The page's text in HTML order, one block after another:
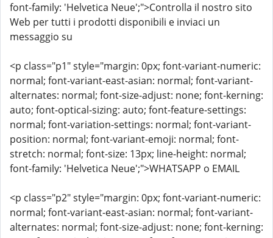
font-family: 'Helvetica Neue';">Controlla il nostro sito
Web per tutti i prodotti disponibili e inviaci un
messaggio su
<p class="p1" style="margin: 0px; font-variant-numeric:
normal; font-variant-east-asian: normal; font-variant-
alternates: normal; font-size-adjust: none; font-kerning:
auto; font-optical-sizing: auto; font-feature-settings:
normal; font-variation-settings: normal; font-variant-
position: normal; font-variant-emoji: normal; font-
stretch: normal; font-size: 13px; line-height: normal;
font-family: 'Helvetica Neue';">WHATSAPP o EMAIL
<p class="p2" style="margin: 0px; font-variant-numeric:
normal; font-variant-east-asian: normal; font-variant-
alternates: normal; font-size-adjust: none; font-kerning: